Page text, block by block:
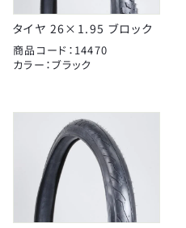
タイヤ 26×1.95 ブロック
商品コード：14470
カラー：ブラック